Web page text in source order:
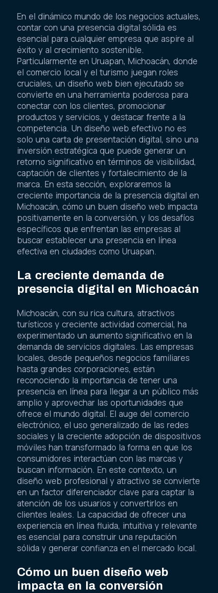
En el dinámico mundo de los negocios actuales,
contar con una presencia digital sólida es
esencial para cualquier empresa que aspire al
éxito y al crecimiento sostenible.
Particularmente en Uruapan, Michoacán, donde
el comercio local y el turismo juegan roles
cruciales, un diseño web bien ejecutado se
convierte en una herramienta poderosa para
conectar con los clientes, promocionar
productos y servicios, y destacar frente a la
competencia. Un diseño web efectivo no es
solo una carta de presentación digital, sino una
inversión estratégica que puede generar un
retorno significativo en términos de visibilidad,
captación de clientes y fortalecimiento de la
marca. En esta sección, exploraremos la
creciente importancia de la presencia digital en
Michoacán, cómo un buen diseño web impacta
positivamente en la conversión, y los desafíos
específicos que enfrentan las empresas al
buscar establecer una presencia en línea
efectiva en ciudades como Uruapan.
La creciente demanda de
presencia digital en Michoacán
Michoacán, con su rica cultura, atractivos
turísticos y creciente actividad comercial, ha
experimentado un aumento significativo en la
demanda de servicios digitales. Las empresas
locales, desde pequeños negocios familiares
hasta grandes corporaciones, están
reconociendo la importancia de tener una
presencia en línea para llegar a un público más
amplio y aprovechar las oportunidades que
ofrece el mundo digital. El auge del comercio
electrónico, el uso generalizado de las redes
sociales y la creciente adopción de dispositivos
móviles han transformado la forma en que los
consumidores interactúan con las marcas y
buscan información. En este contexto, un
diseño web profesional y atractivo se convierte
en un factor diferenciador clave para captar la
atención de los usuarios y convertirlos en
clientes leales. La capacidad de ofrecer una
experiencia en línea fluida, intuitiva y relevante
es esencial para construir una reputación
sólida y generar confianza en el mercado local.
Cómo un buen diseño web
impacta en la conversión